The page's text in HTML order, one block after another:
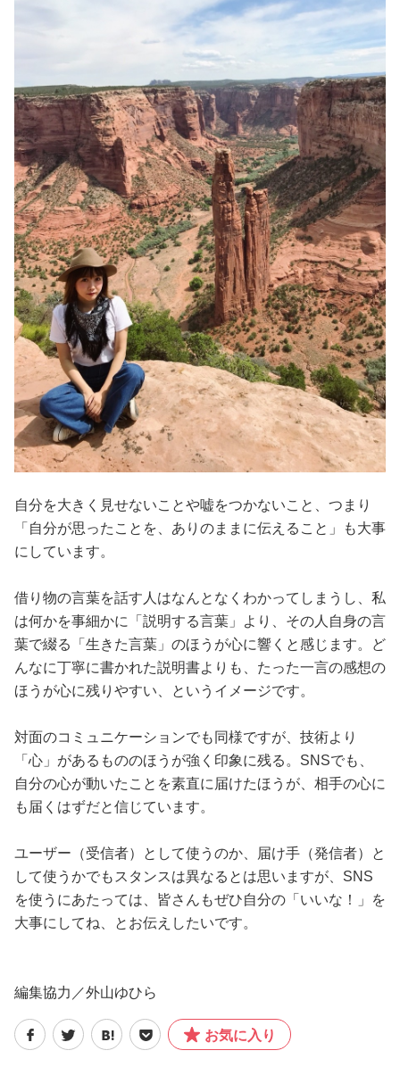
自分を大きく見せないことや嘘をつかないこと、つまり
「自分が思ったことを、ありのままに伝えること」も大事
にしています。
借り物の言葉を話す人はなんとなくわかってしまうし、私
は何かを事細かに「説明する言葉」より、その人自身の言
葉で綴る「生きた言葉」のほうが心に響くと感じます。ど
んなに丁寧に書かれた説明書よりも、たった一言の感想の
ほうが心に残りやすい、というイメージです。
対面のコミュニケーションでも同様ですが、技術より
「心」があるもののほうが強く印象に残る。SNSでも、
自分の心が動いたことを素直に届けたほうが、相手の心に
も届くはずだと信じています。
ユーザー（受信者）として使うのか、届け手（発信者）と
して使うかでもスタンスは異なるとは思いますが、SNS
を使うにあたっては、皆さんもぜひ自分の「いいな！」を
大事にしてね、とお伝えしたいです。
編集協力／外山ゆひら
お気に入り